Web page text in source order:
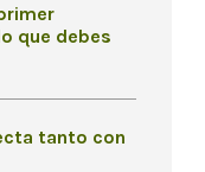
que debes
tanto con